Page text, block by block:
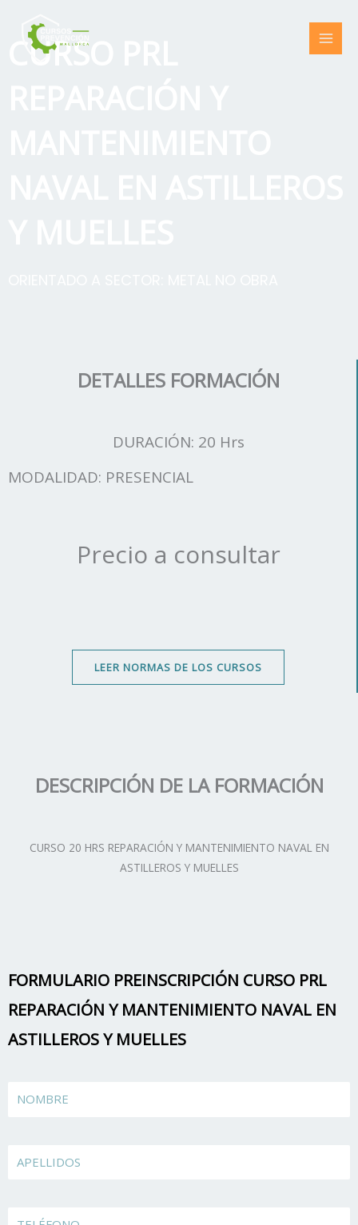
contenidoCURSO PRL
DETALLES FORMACIÓN
DURACIÓN: 20 Hrs
MODALIDAD: PRESENCIAL
Precio a consultar
LEER NORMAS DE LOS CURSOS
DESCRIPCIÓN DE LA FORMACIÓN
CURSO 20 HRS REPARACIÓN Y MANTENIMIENTO NAVAL EN
ASTILLEROS Y MUELLES
FORMULARIO PREINSCRIPCIÓN CURSO PRL
REPARACIÓN Y MANTENIMIENTO NAVAL EN
ASTILLEROS Y MUELLES
TELÉFONO